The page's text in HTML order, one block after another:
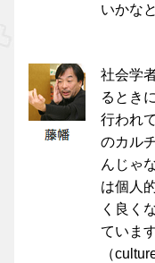
いかな
社会学
るとき
行われ
のカル
んじゃ
は個人
く良く
ていま
（